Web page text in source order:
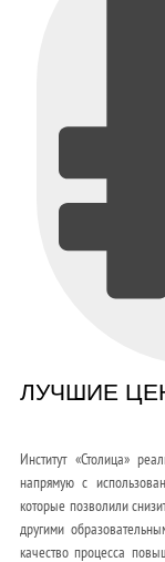
ЛУЧШИЕ
Институт «Столица»
напрямую с
которые позволили
другими
качество процесса